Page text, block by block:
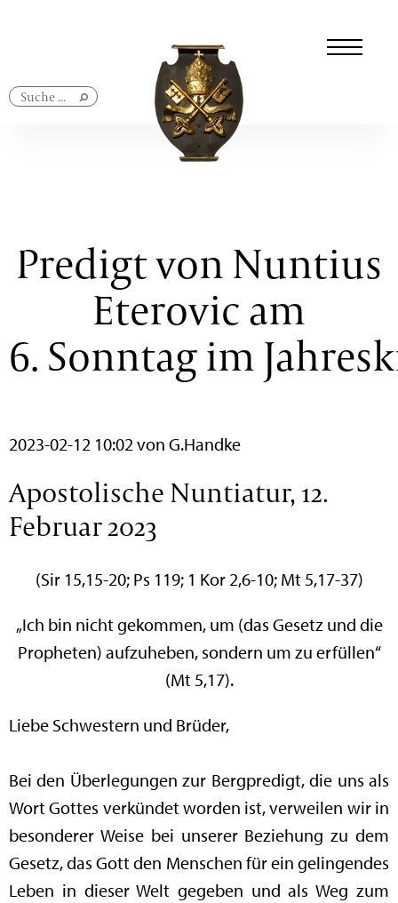
Predigt von Nuntius
Eterovic am
6. Sonntag im
2023-02-12 10:02 von G.Handke
Apostolische Nuntiatur, 12.
Februar 2023
(Sir 15,15-20; Ps 119; 1 Kor 2,6-10; Mt 5,17-37)
„Ich bin nicht gekommen, um (das Gesetz und die
Propheten) aufzuheben, sondern um zu erfüllen“
(Mt 5,17).
Liebe Schwestern und Brüder,
Bei den Überlegungen zur Bergpredigt, die uns als
Wort Gottes verkündet worden ist, verweilen wir in
besonderer Weise bei unserer Beziehung zu dem
Gesetz, das Gott den Menschen für ein gelingendes
Leben in dieser Welt gegeben und als Weg zum